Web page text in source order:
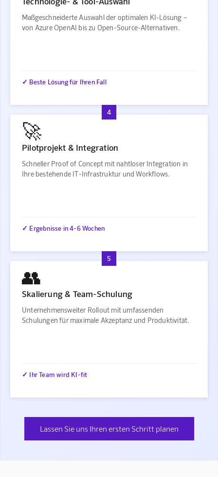
Maßgeschneiderte Auswahl der optimalen KI-Lösung –
von Azure OpenAI bis zu Open-Source-Alternativen.
✓ Beste Lösung für Ihren Fall
4
🚀
Pilotprojekt & Integration
Schneller Proof of Concept mit nahtloser Integration in
Ihre bestehende IT-Infrastruktur und Workflows.
✓ Ergebnisse in 4-6 Wochen
5
👥
Skalierung & Team-Schulung
Unternehmensweiter Rollout mit umfassenden
Schulungen für maximale Akzeptanz und Produktivität.
✓ Ihr Team wird KI-fit
Lassen Sie uns Ihren ersten Schritt planen